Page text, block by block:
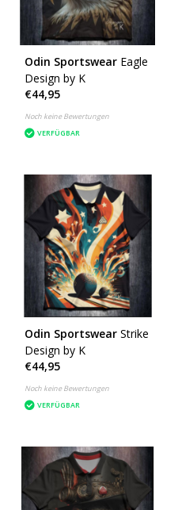
Odin Sportswear Eagle
Design by K
€44,95
Noch keine Bewertungen
VERFÜGBAR
Odin Sportswear Strike
Design by K
€44,95
Noch keine Bewertungen
VERFÜGBAR